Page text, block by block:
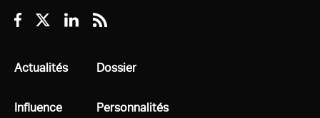
Facebook
TwitterLinkedin
RSS
Tous
Actualités
Tous
Influence
Tous
Dossier
Tous
Personnalités